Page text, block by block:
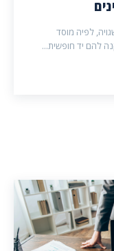
לפיה מוסד
להם יד חופשית...